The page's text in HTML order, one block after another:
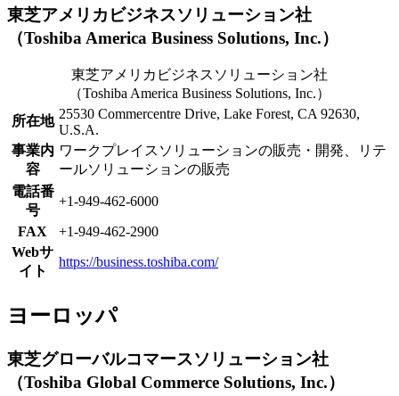
東芝アメリカビジネスソリューション社
（Toshiba America Business Solutions, Inc.）
東芝アメリカビジネスソリューション社
（Toshiba America Business Solutions, Inc.）
所在地 25530 Commercentre Drive, Lake Forest, CA 92630,
U.S.A.
事業内
容
ワークプレイスソリューションの販売・開発、リテ
ールソリューションの販売
電話番
号
+1-949-462-6000
FAX
+1-949-462-2900
Webサ
イト
https://business.toshiba.com/
ヨーロッパ
東芝グローバルコマースソリューション社
（Toshiba Global Commerce Solutions, Inc.）